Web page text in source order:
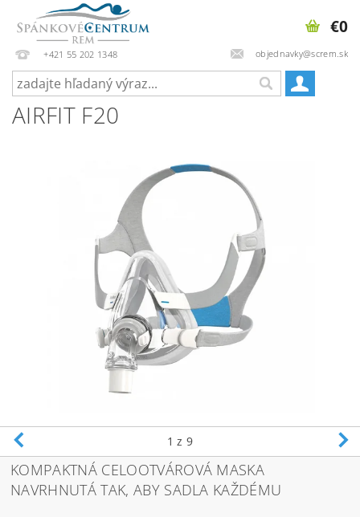
+421 55 202 1348 objednavky@screm.sk
€0
AIRFIT F20
1 z 9
KOMPAKTNÁ CELOOTVÁROVÁ MASKA
NAVRHNUTÁ TAK, ABY SADLA KAŽDÉMU